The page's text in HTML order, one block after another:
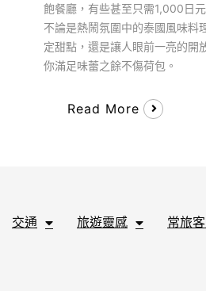
飽餐廳，有些甚至只需1,000日
不論是熱鬧氛圍中的泰國風味料
定甜點，還是讓人眼前一亮的開
你滿足味蕾之餘不傷荷包。
Read More
交通 旅遊靈感 常旅